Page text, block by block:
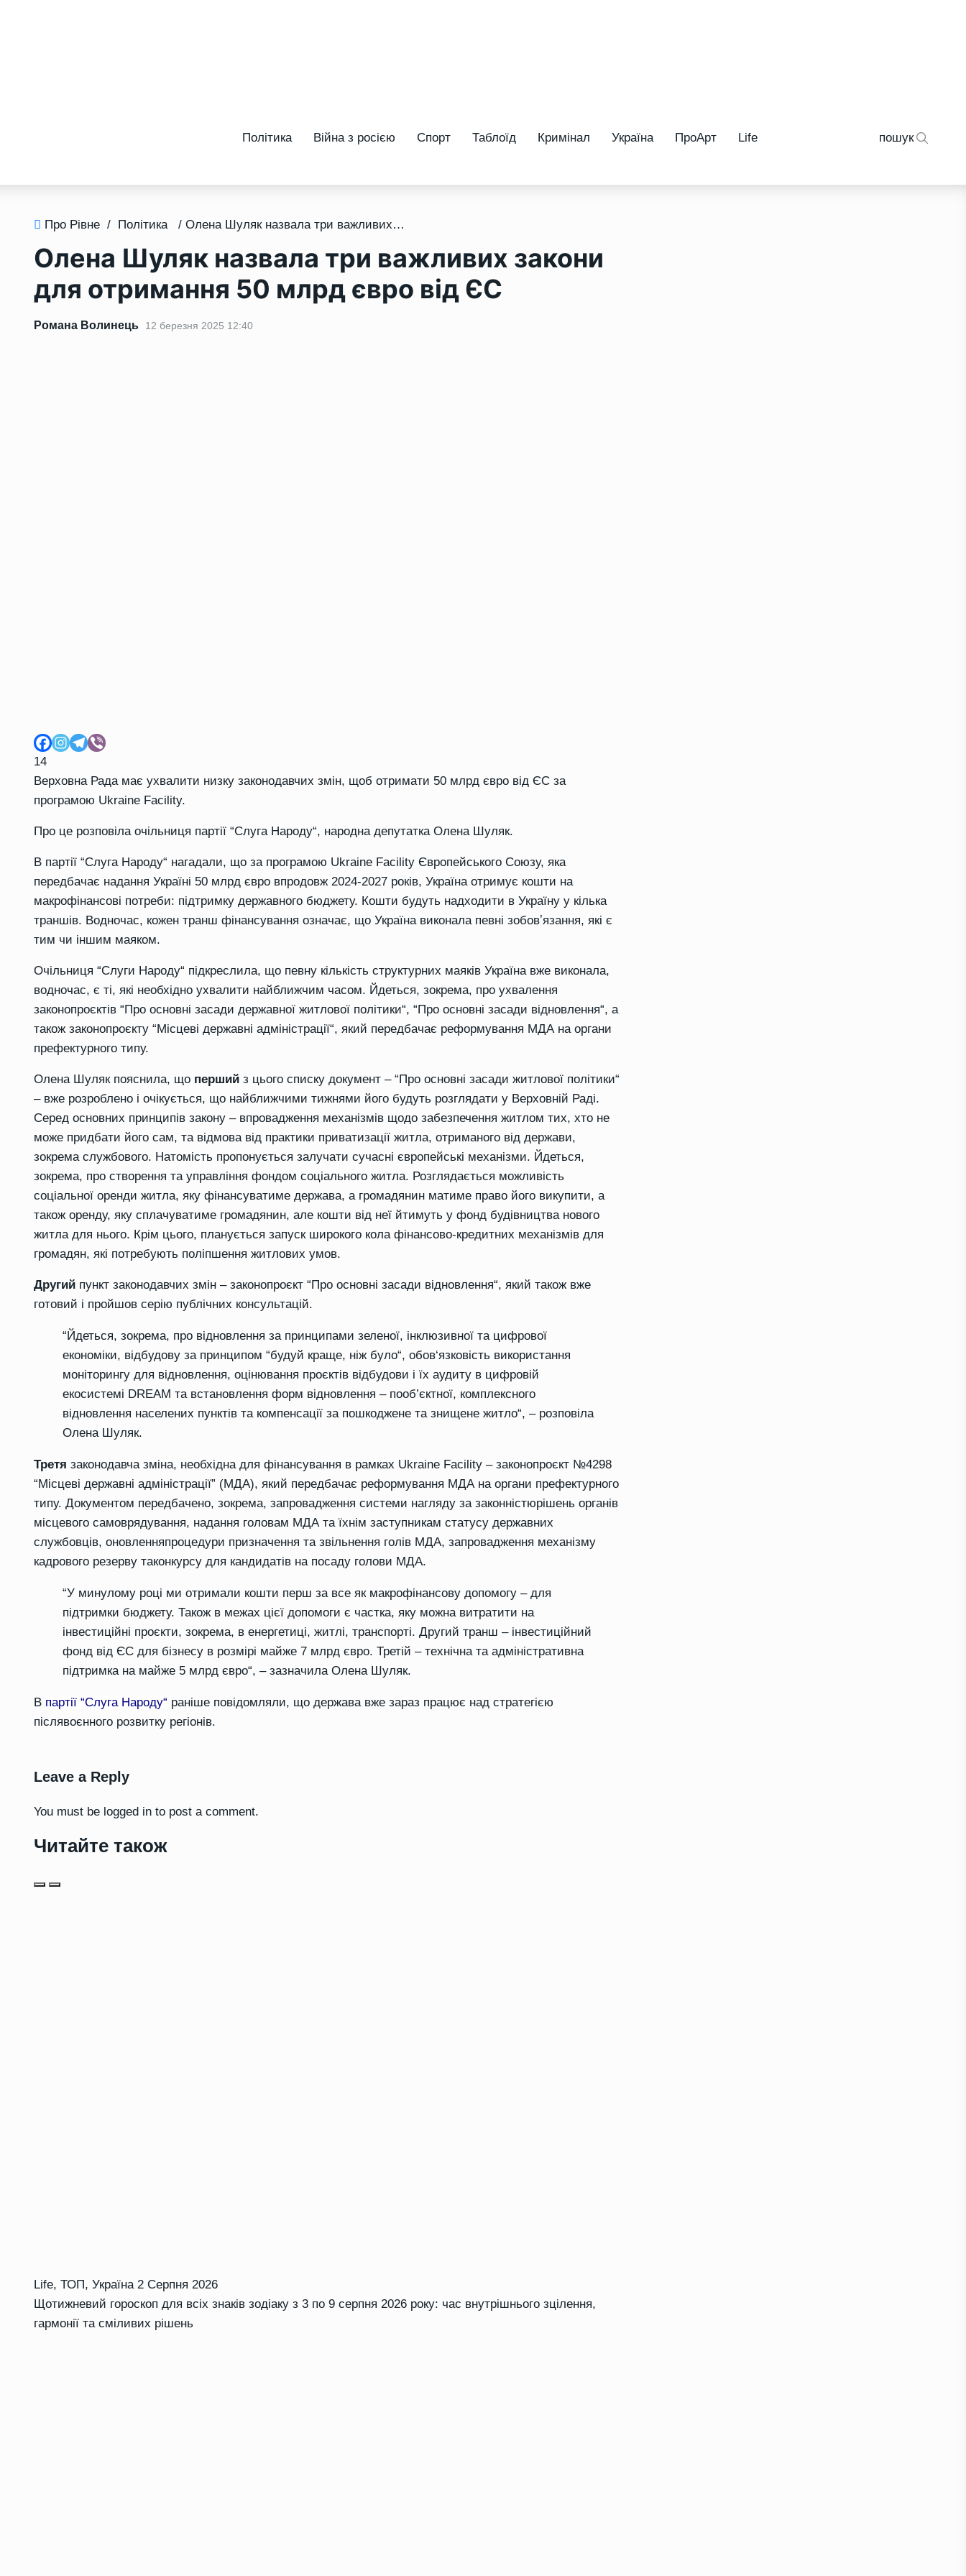
Політика Війна з росією Спорт Таблоїд Кримінал Україна ПроАрт Life пошук
Про Рівне / Політика / Олена Шуляк назвала три важливих закони для отримання 50 млрд євро від ЄС
Олена Шуляк назвала три важливих закони
для отримання 50 млрд євро від ЄС
Романа Волинець 12 березня 2025 12:40
14
Верховна Рада має ухвалити низку законодавчих змін, щоб отримати 50 млрд євро від ЄС за
програмою Ukraine Facility.
Про це розповілаочільниця партії “Слуга Народу“, народна депутатка Олена Шуляк.
В партії “Слуга Народу“ нагадали, що за програмою Ukraine Facility Європейського Союзу, яка
передбачає надання Україні 50 млрд євро впродовж 2024-2027 років, Україна отримує кошти на
макрофінансові потреби: підтримку державного бюджету. Кошти будуть надходити в Україну у кілька
траншів. Водночас, кожен транш фінансування означає, що Україна виконала певні зобовʼязання, які є
тим чи іншим маяком.
Очільниця “Слуги Народу“ підкреслила, що певну кількість структурних маяків Україна вже виконала,
водночас, є ті, які необхідно ухвалити найближчим часом. Йдеться, зокрема, про ухвалення
законопроєктів “Про основні засади державної житлової політики“, “Про основні засади відновлення“, а
також законопроєкту “Місцеві державні адміністрації“, який передбачає реформування МДА на органи
префектурного типу.
Олена Шуляк пояснила, що перший з цього списку документ – “Про основні засади житлової політики“
– вже розроблено і очікується, що найближчими тижнями його будуть розглядати у Верховній Раді.
Серед основних принципів закону – впровадження механізмів щодо забезпечення житлом тих, хто не
може придбати його сам, та відмова від практики приватизації житла, отриманого від держави,
зокрема службового. Натомість пропонується залучати сучасні європейські механізми. Йдеться,
зокрема, про створення та управління фондом соціального житла. Розглядається можливість
соціальної оренди житла, яку фінансуватиме держава, а громадянин матиме право його викупити, а
також оренду, яку сплачуватиме громадянин, але кошти від неї йтимуть у фонд будівництва нового
житла для нього. Крім цього, планується запуск широкого кола фінансово-кредитних механізмів для
громадян, які потребують поліпшення житлових умов.
Другий пункт законодавчих змін – законопроєкт “Про основні засади відновлення“, який також вже
готовий і пройшов серію публічних консультацій.
“Йдеться, зокрема, про відновлення за принципами зеленої, інклюзивної та цифрової
економіки, відбудову за принципом “будуй краще, ніж було“, обов‘язковість використання
моніторингу для відновлення, оцінювання проєктів відбудови і їх аудиту в цифровій
екосистемі DREAM та встановлення форм відновлення – пооб’єктної, комплексного
відновлення населених пунктів та компенсації за пошкоджене та знищене житло“, – розповіла
Олена Шуляк.
Третя законодавча зміна, необхідна для фінансування в рамках Ukraine Facility – законопроєкт №4298
“Місцеві державні адміністрації” (МДА), який передбачає реформування МДА на органи префектурного
типу. Документом передбачено, зокрема, запровадження системи нагляду за законністюрішень органів
місцевого самоврядування, надання головам МДА та їхнім заступникам статусу державних
службовців, оновленняпроцедури призначення та звільнення голів МДА, запровадження механізму
кадрового резерву таконкурсу для кандидатів на посаду голови МДА.
“У минулому році ми отримали кошти перш за все як макрофінансову допомогу – для
підтримки бюджету. Також в межах цієї допомоги є частка, яку можна витратити на
інвестиційні проєкти, зокрема, в енергетиці, житлі, транспорті. Другий транш – інвестиційний
фонд від ЄС для бізнесу в розмірі майже 7 млрд євро. Третій – технічна та адміністративна
підтримка на майже 5 млрд євро“, – зазначила Олена Шуляк.
В партії “Слуга Народу“ раніше повідомляли, що держава вже зараз працює над стратегією
післявоєнного розвитку регіонів.
Leave a Reply
You must be logged in to post a comment.
Читайте також
Life, ТОП, Україна 2 Серпня 2026
Щотижневий гороскоп для всіх знаків зодіаку з 3 по 9 серпня 2026 року: час внутрішнього зцілення,
гармонії та сміливих рішень